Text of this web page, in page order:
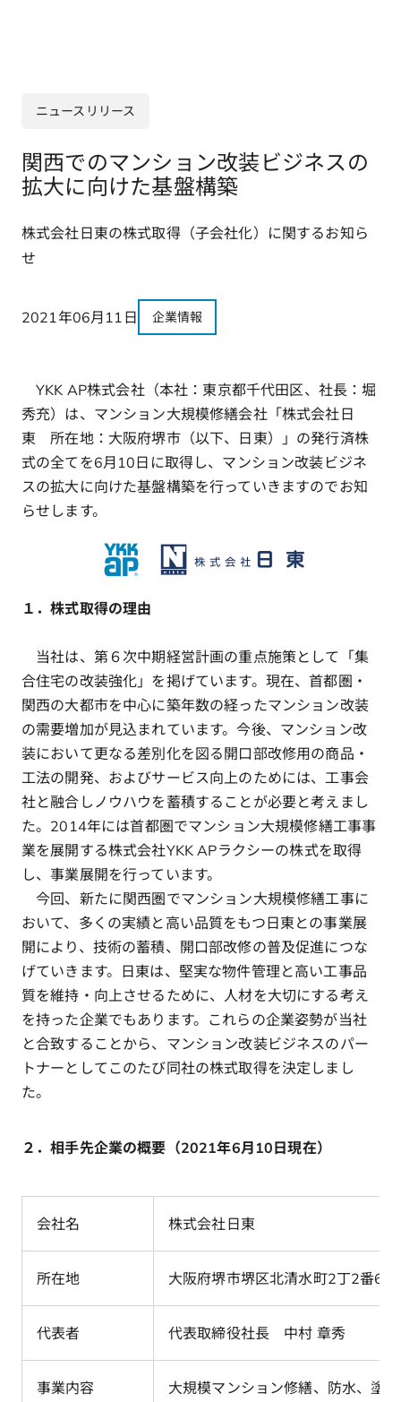
ニュースリリース
関西でのマンション改装ビジネスの
拡大に向けた基盤構築
株式会社日東の株式取得（子会社化）に関するお知ら
せ
2021年06月11日 企業情報
YKK AP株式会社（本社：東京都千代田区、社長：堀
秀充）は、マンション大規模修繕会社「株式会社日
東 所在地：大阪府堺市（以下、日東）」の発行済株
式の全てを6月10日に取得し、マンション改装ビジネ
スの拡大に向けた基盤構築を行っていきますのでお知
らせします。
１．株式取得の理由
当社は、第６次中期経営計画の重点施策として「集
合住宅の改装強化」を掲げています。現在、首都圏・
関西の大都市を中心に築年数の経ったマンション改装
の需要増加が見込まれています。今後、マンション改
装において更なる差別化を図る開口部改修用の商品・
工法の開発、およびサービス向上のためには、工事会
社と融合しノウハウを蓄積することが必要と考えまし
た。2014年には首都圏でマンション大規模修繕工事事
業を展開する株式会社YKK APラクシーの株式を取得
し、事業展開を行っています。
今回、新たに関西圏でマンション大規模修繕工事に
おいて、多くの実績と高い品質をもつ日東との事業展
開により、技術の蓄積、開口部改修の普及促進につな
げていきます。日東は、堅実な物件管理と高い工事品
質を維持・向上させるために、人材を大切にする考え
を持った企業でもあります。これらの企業姿勢が当社
と合致することから、マンション改装ビジネスのパー
トナーとしてこのたび同社の株式取得を決定しまし
た。
２．相手先企業の概要（2021年6月10日現在）
会社名 株式会社日東
所在地 大阪府堺市堺区北清水町2丁2番6号
代表者 代表取締役社長 中村 章秀
事業内容 大規模マンション修繕、防水、塗